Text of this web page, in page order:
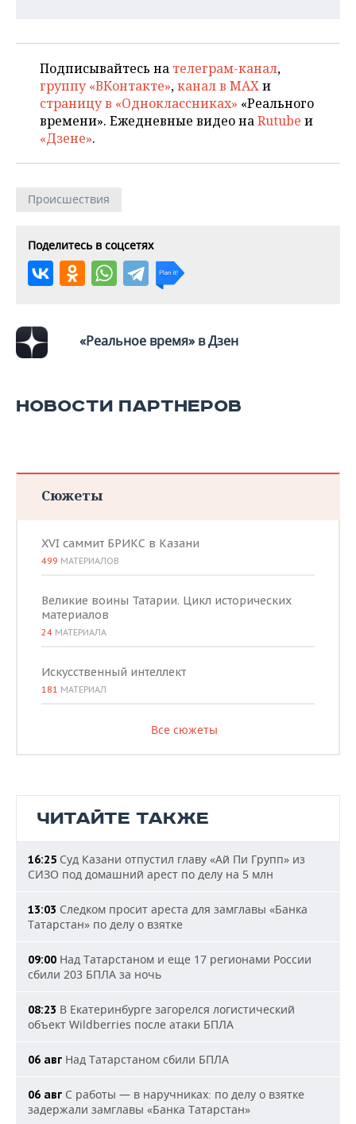
Подписывайтесь на телеграм-канал,
группу «ВКонтакте»,канал в MAXи
страницу в «Одноклассниках» «Реального
времени». Ежедневные видео наRutube и
«Дзене».
Происшествия
Поделитесь в соцсетях
«Реальное время» в Дзен
НОВОСТИ ПАРТНЕРОВ
Сюжеты
XVI саммит БРИКС в Казани
499 МАТЕРИАЛОВ
Великие воины Татарии. Цикл исторических
материалов
24 МАТЕРИАЛА
Искусственный интеллект
181 МАТЕРИАЛ
Все сюжеты
ЧИТАЙТЕ ТАКЖЕ
16:25 Суд Казани отпустил главу «Ай Пи Групп» из
СИЗО под домашний арест по делу на 5 млн
13:03 Следком просит ареста для замглавы «Банка
Татарстан» по делу о взятке
09:00 Над Татарстаном и еще 17 регионами России
сбили 203 БПЛА за ночь
08:23 В Екатеринбурге загорелся логистический
объект Wildberries после атаки БПЛА
06 авг Над Татарстаном сбили БПЛА
06 авг С работы — в наручниках: по делу о взятке
задержали замглавы «Банка Татарстан»